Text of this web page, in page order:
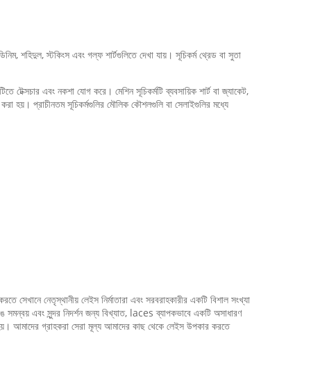
শহিদুল, স্টকিংস এবং গল্ফ শার্টগুলিতে দেখা যায়। সূচিকর্ম থ্রেড বা সুতা
টেক্সচার এবং নকশা যোগ করে। মেশিন সূচিকর্মটি ব্যবসায়িক শার্ট বা জ্যাকেট,
হয়। প্রাচীনতম সূচিকর্মগুলির মৌলিক কৌশলগুলি বা সেলাইগুলির মধ্যে
সেখানে নেতৃস্থানীয় লেইস নির্মাতারা এবং সরবরাহকারীর একটি বিশাল সংখ্যা
এবং সুন্দর নিদর্শন জন্য বিখ্যাত, laces ব্যাপকভাবে একটি অসাধারণ
আমাদের গ্রাহকরা সেরা মূল্য আমাদের কাছ থেকে লেইস উপকার করতে